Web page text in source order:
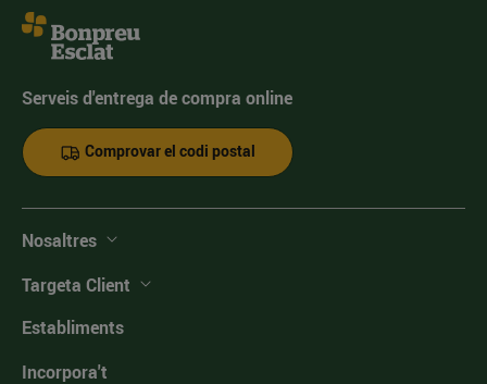
Serveis d'entrega de compra online
Comprovar el codi postal
Nosaltres
Targeta Client
Establiments
Incorpora't